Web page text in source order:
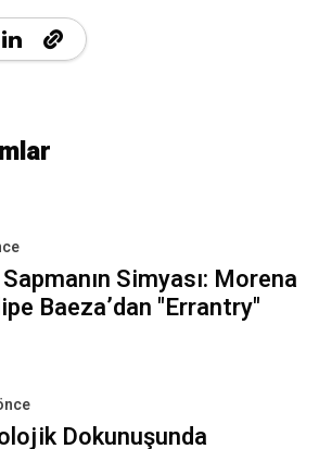
Simyası: Morena
Baeza’dan "Errantry"
Dokunuşunda